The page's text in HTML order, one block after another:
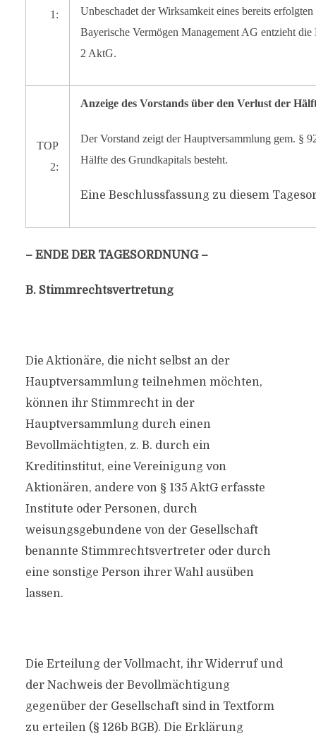
1:
Unbeschadet der Wirksamkeit eines bereits
Bayerische Vermögen Management AG entzieht
2 AktG.
TOP
2:
Anzeige des Vorstands über den Verlust der
Der Vorstand zeigt der Hauptversammlung gem. §
Hälfte des Grundkapitals besteht.
Eine Beschlussfassung zu diesem
– ENDE DER TAGESORDNUNG –
B. Stimmrechtsvertretung
Die Aktionäre, die nicht selbst an der
Hauptversammlung teilnehmen möchten,
können ihr Stimmrecht in der
Hauptversammlung durch einen
Bevollmächtigten, z. B. durch ein
Kreditinstitut, eine Vereinigung von
Aktionären, andere von § 135 AktG erfasste
Institute oder Personen, durch
weisungsgebundene von der Gesellschaft
benannte Stimmrechtsvertreter oder durch
eine sonstige Person ihrer Wahl ausüben
lassen.
Die Erteilung der Vollmacht, ihr Widerruf und
der Nachweis der Bevollmächtigung
gegenüber der Gesellschaft sind in Textform
zu erteilen (§ 126b BGB). Die Erklärung